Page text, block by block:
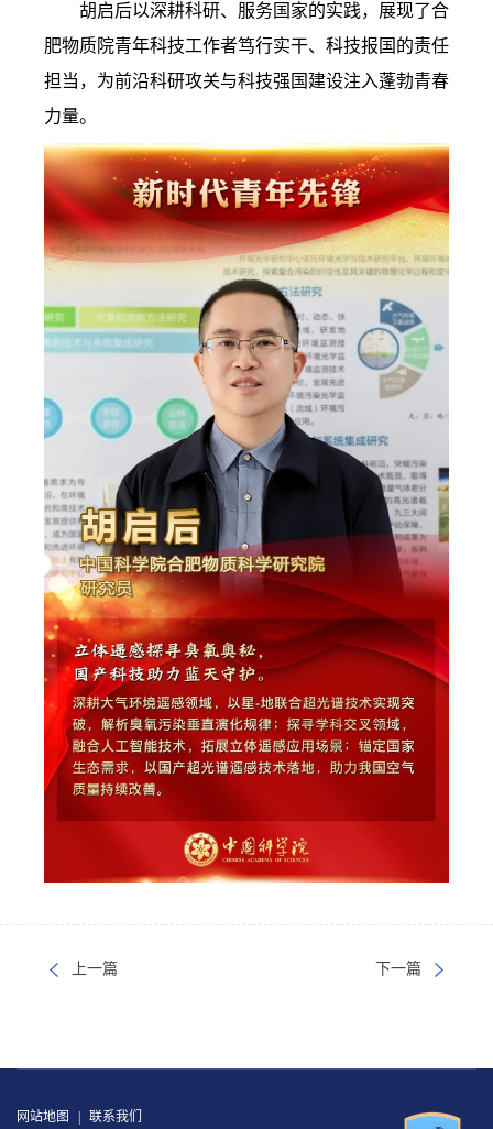
胡启后以深耕科研、服务国家的实践，展现了合
肥物质院青年科技工作者笃行实干、科技报国的责任
担当，为前沿科研攻关与科技强国建设注入蓬勃青春
力量。
上一篇 下一篇
网站地图 | 联系我们